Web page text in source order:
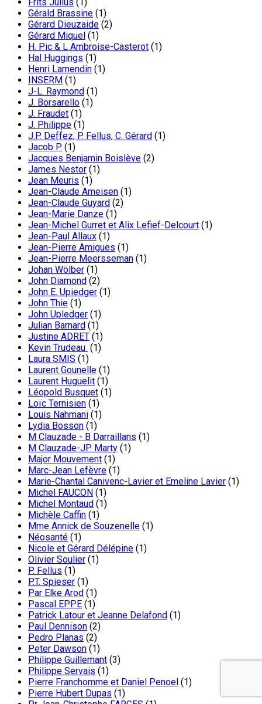
Frits Julius (1)
Gérald Brassine (1)
Gérard Dieuzaide (2)
Gérard Miquel (1)
H. Pic & L Ambroise-Casterot (1)
Hal Huggings (1)
Henri Lamendin (1)
INSERM (1)
J-L. Raymond (1)
J. Borsarello (1)
J. Fraudet (1)
J. Philippe (1)
J.P. Deffez, P. Fellus, C. Gérard (1)
Jacob P. (1)
Jacques Benjamin Boislève (2)
James Nestor (1)
Jean Meuris (1)
Jean-Claude Ameisen (1)
Jean-Claude Guyard (2)
Jean-Marie Danze (1)
Jean-Michel Gurret et Alix Lefief-Delcourt (1)
Jean-Paul Allaux (1)
Jean-Pierre Amigues (1)
Jean-Pierre Meersseman (1)
Johan Wölber (1)
John Diamond (2)
John E. Upiedger (1)
John Thie (1)
John Upledger (1)
Julian Barnard (1)
Justine ADRET (1)
Kevin Trudeau (1)
Laura SMIS (1)
Laurent Gounelle (1)
Laurent Huguelit (1)
Léopold Busquet (1)
Loïc Ternisien (1)
Louis Nahmani (1)
Lydia Bosson (1)
M Clauzade - B Darraillans (1)
M Clauzade-JP Marty (1)
Major Mouvement (1)
Marc-Jean Lefèvre (1)
Marie-Chantal Canivenc-Lavier et Emeline Lavier (1)
Michel FAUCON (1)
Michel Montaud (1)
Michèle Caffin (1)
Mme Annick de Souzenelle (1)
Néosanté (1)
Nicole et Gérard Délépine (1)
Olivier Soulier (1)
P. Fellus (1)
P.T. Spieser (1)
Par Elke Arod (1)
Pascal EPPE (1)
Patrick Latour et Jeanne Delafond (1)
Paul Dennison (2)
Pedro Planas (2)
Peter Dawson (1)
Philippe Guillemant (3)
Philippe Servais (1)
Pierre Franchomme et Daniel Penoel (1)
Pierre Hubert Dupas (1)